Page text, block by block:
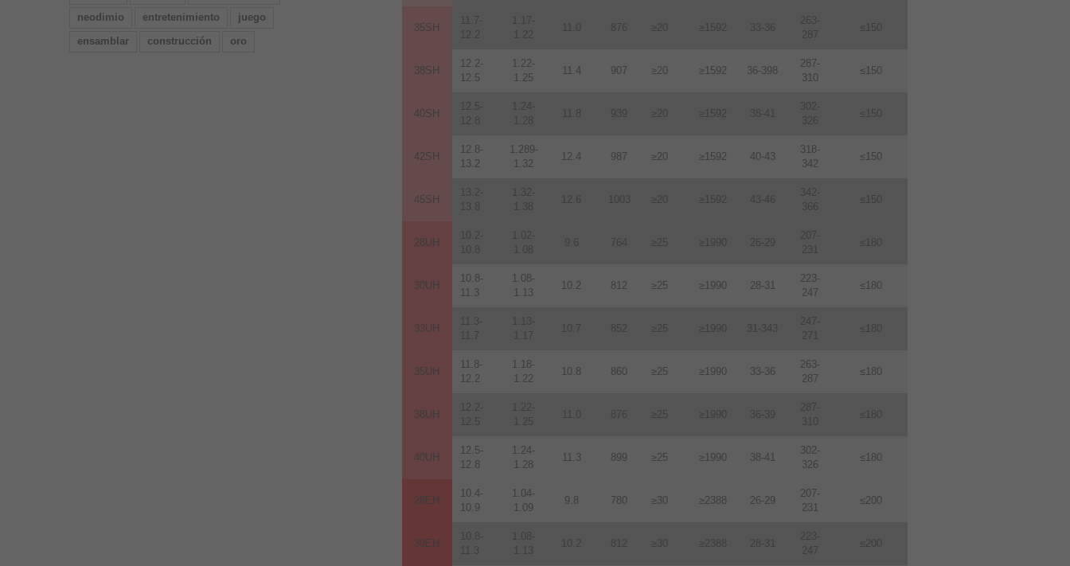
neodimio
entretenimiento
juego
ensamblar
construcción oro
35SH
11.7-
12.2
1.17-
1.22
11.0 876 ≥20 ≥1592 33-36
263-
287
≤150
38SH
12.2-
12.5
1.22-
1.25
11.4 907 ≥20 ≥1592 36-398
287-
310
≤150
40SH
12.5-
12.8
1.24-
1.28
11.8 939 ≥20 ≥1592 38-41
302-
326
≤150
42SH
12.8-
13.2
1.289-
1.32
12.4 987 ≥20 ≥1592 40-43
318-
342
≤150
45SH
13.2-
13.8
1.32-
1.38
12.6 1003 ≥20 ≥1592 43-46
342-
366
≤150
28UH
10.2-
10.8
1.02-
1.08
9.6 764 ≥25 ≥1990 26-29
207-
231
≤180
30UH
10.8-
11.3
1.08-
1.13
10.2 812 ≥25 ≥1990 28-31
223-
247
≤180
33UH
11.3-
11.7
1.13-
1.17
10.7 852 ≥25 ≥1990 31-343
247-
271
≤180
35UH
11.8-
12.2
1.18-
1.22
10.8 860 ≥25 ≥1990 33-36
263-
287
≤180
38UH
12.2-
12.5
1.22-
1.25
11.0 876 ≥25 ≥1990 36-39
287-
310
≤180
40UH
12.5-
12.8
1.24-
1.28
11.3 899 ≥25 ≥1990 38-41
302-
326
≤180
28EH
10.4-
10.9
1.04-
1.09
9.8 780 ≥30 ≥2388 26-29
207-
231
≤200
30EH
10.8-
11.3
1.08-
1.13
10.2 812 ≥30 ≥2388 28-31
223-
247
≤200